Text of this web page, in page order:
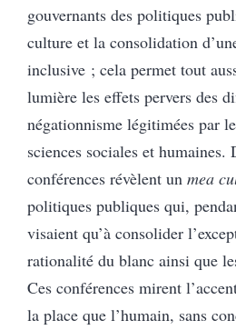
gouvernants des politiques
culture et la consolidation
inclusive ; cela permet tout
lumière les effets pervers des
négationnisme légitimées par
sciences sociales et humaines.
conférences révèlent un mea
politiques publiques qui,
visaient qu’à consolider
rationalité du blanc ainsi que
Ces conférences mirent
la place que l’humain, sans